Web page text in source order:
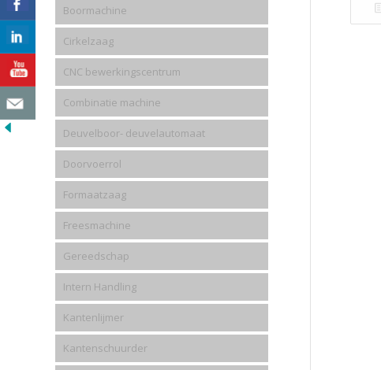
Boormachine
Cirkelzaag
CNC bewerkingscentrum
Combinatie machine
Deuvelboor- deuvelautomaat
Doorvoerrol
Formaatzaag
Freesmachine
Gereedschap
Intern Handling
Kantenlijmer
Kantenschuurder